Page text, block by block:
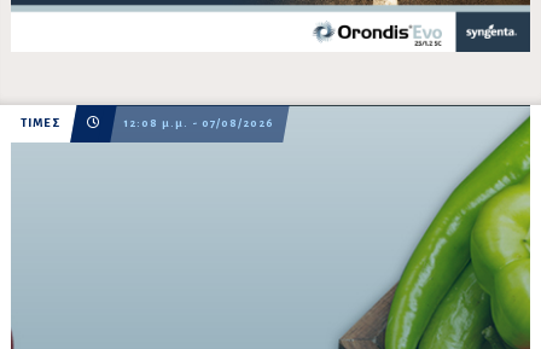
ΤΙΜΕΣ 12:08 μ.μ. - 07/08/2026